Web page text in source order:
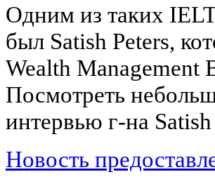
Одним из таких
был Satish Peters,
Wealth Management
Посмотреть
интервью г-на
Новость